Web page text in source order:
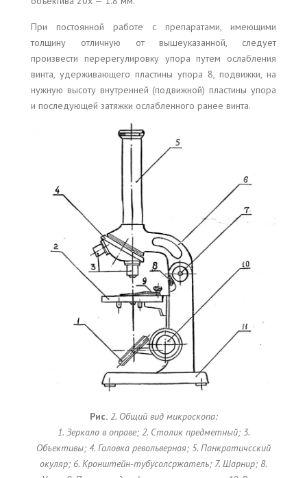
При постоянной работе с препаратами, имеющими
толщину отличную от вышеуказанной, следует
произвести перерегулировку упора путем ослабления
винта, удерживающего пластины упора 8, подвижки, на
нужную высоту внутренней (подвижной) пластины упора
и последующей затяжки ослабленного ранее винта.
Рис. 2. Общий вид микроскопа:
1. Зеркало в оправе; 2. Столик предметный; 3.
Объективы; 4. Головка револьверная; 5. Панкратичсский
окуляр; 6. Кронштейн-тубусолсржатель; 7. Шарнир; 8.